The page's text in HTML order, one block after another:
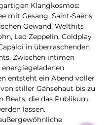
Klangkosmos:
mit Gesang, Saint-Saëns
Gewand, Welthits
Led Zeppelin, Coldplay
in überraschenden
Zwischen intimen
energiegeladenen
entsteht ein Abend voller
stiller Gänsehaut bis zu
Beats, die das Publikum
lassen.